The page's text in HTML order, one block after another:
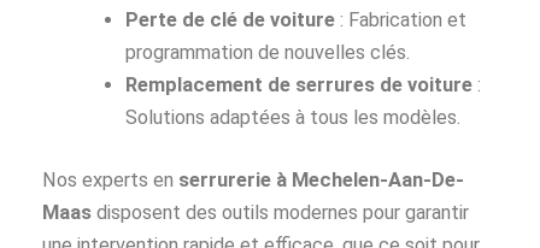
Perte de clé de voiture : Fabrication et
programmation de nouvelles clés.
Remplacement de serrures de voiture :
Solutions adaptées à tous les modèles.
Nos experts en serrurerie à Mechelen-Aan-De-
Maas disposent des outils modernes pour garantir